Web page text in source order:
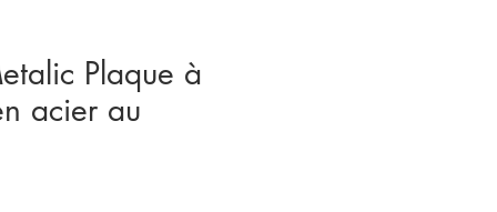
Plaque à
acier au